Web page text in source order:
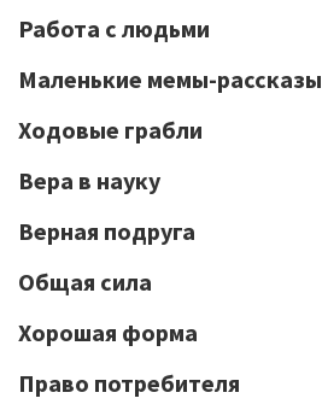
Работа с людьми
Маленькие мемы-рассказы
Ходовые грабли
Вера в науку
Верная подруга
Общая сила
Хорошая форма
Право потребителя